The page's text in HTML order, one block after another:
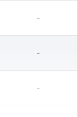
-
-
-